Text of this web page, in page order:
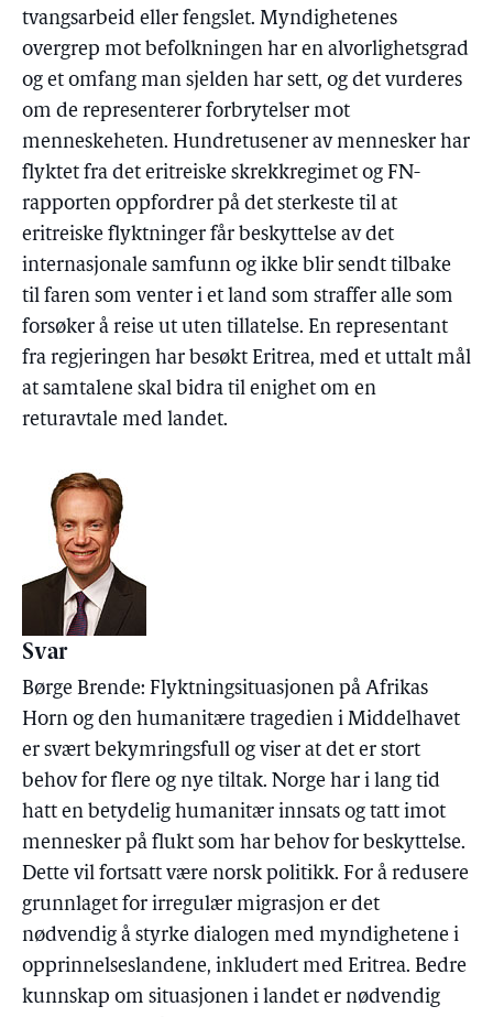
tvangsarbeid eller fengslet. Myndighetenes
overgrep mot befolkningen har en alvorlighetsgrad
og et omfang man sjelden har sett, og det vurderes
om de representerer forbrytelser mot
menneskeheten. Hundretusener av mennesker har
flyktet fra det eritreiske skrekkregimet og FN-
rapporten oppfordrer på det sterkeste til at
eritreiske flyktninger får beskyttelse av det
internasjonale samfunn og ikke blir sendt tilbake
til faren som venter i et land som straffer alle som
forsøker å reise ut uten tillatelse. En representant
fra regjeringen har besøkt Eritrea, med et uttalt mål
at samtalene skal bidra til enighet om en
returavtale med landet.
Svar
Børge Brende: Flyktningsituasjonen på Afrikas
Horn og den humanitære tragedien i Middelhavet
er svært bekymringsfull og viser at det er stort
behov for flere og nye tiltak. Norge har i lang tid
hatt en betydelig humanitær innsats og tatt imot
mennesker på flukt som har behov for beskyttelse.
Dette vil fortsatt være norsk politikk. For å redusere
grunnlaget for irregulær migrasjon er det
nødvendig å styrke dialogen med myndighetene i
opprinnelseslandene, inkludert med Eritrea. Bedre
kunnskap om situasjonen i landet er nødvendig